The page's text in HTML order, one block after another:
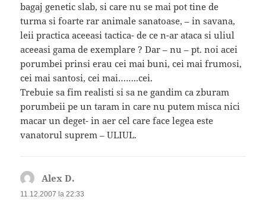
bagaj genetic slab, si care nu se mai pot tine de
turma si foarte rar animale sanatoase, – in savana,
leii practica aceeasi tactica- de ce n-ar ataca si uliul
aceeasi gama de exemplare ? Dar – nu – pt. noi acei
porumbei prinsi erau cei mai buni, cei mai frumosi,
cei mai santosi, cei mai……..cei.
Trebuie sa fim realisti si sa ne gandim ca zburam
porumbeii pe un taram in care nu putem misca nici
macar un deget- in aer cel care face legea este
vanatorul suprem – ULIUL.
Alex D.
11.12.2007 la 22:33